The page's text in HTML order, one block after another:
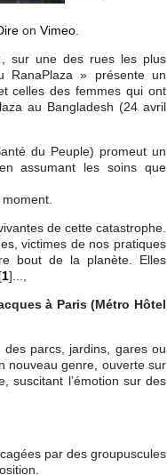
on Vimeo
, sur une des rues les plus
RanaPlaza » présente un
celles des femmes qui ont
au Bangladesh (24 avril
du Peuple) promeut un
assumant les soins que
de cette catastrophe.
victimes de nos pratiques
bout de la planète. Elles
[1]
à Paris (Métro Hôtel
parcs, jardins, gares ou
nouveau genre, ouverte sur
suscitant l’émotion sur des
par des groupuscules